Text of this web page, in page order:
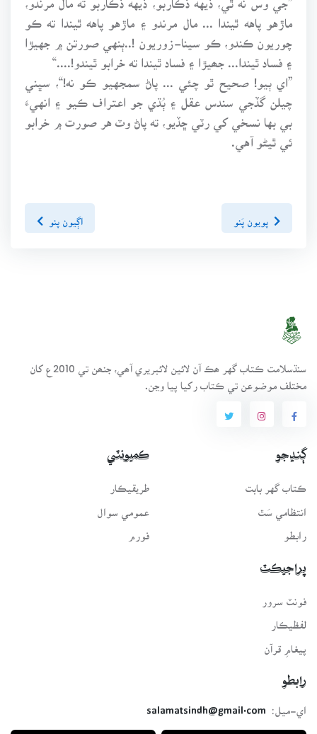
ماڙهو پاهه ٿيندا ... مال مرندو ۽ ماڙهو پاهه ٿيندا ته ڪو
چوريون ڪندو، ڪو سينا-زوريون !..ٻنهي صورتن ۾ جهيڙا
۽ فساد ٿيندا... جھيڙا ۽ فساد ٿيندا ته خرابو ٿيندو!....“
”اي ٻيو! صحيح ٿو چئي ... پاڻ سمجهيو ڪو نه!“، سڀني
چيلن گڏجي سندس عقل ۽ ٻُڌي جو اعتراف ڪيو ۽ انهيءَ
بي بها نسخي کي رٽي ڇڏيو، ته پاڻ وٽ هر صورت ۾ خرابو
ئي ٿيڻو آهي.
پويون پَنو اڳيون پنو
سنڌسلامت ڪتاب گهر ھڪ آن لائين لائبريري آھي، جنھن تي 2010ع کان
مختلف موضوعن تي ڪتاب رکيا پيا وڃن.
ڳنڍجو
ڪتاب گهر بابت
انتظامي سَٿ
رابطو
ڪميونٽي
طريقيڪار
عمومي سوال
فورم
پراجيڪٽ
لفظيڪار
پيغامِ قرآن
رابطو
اي-ميل:
salamatsindh@gmail.com